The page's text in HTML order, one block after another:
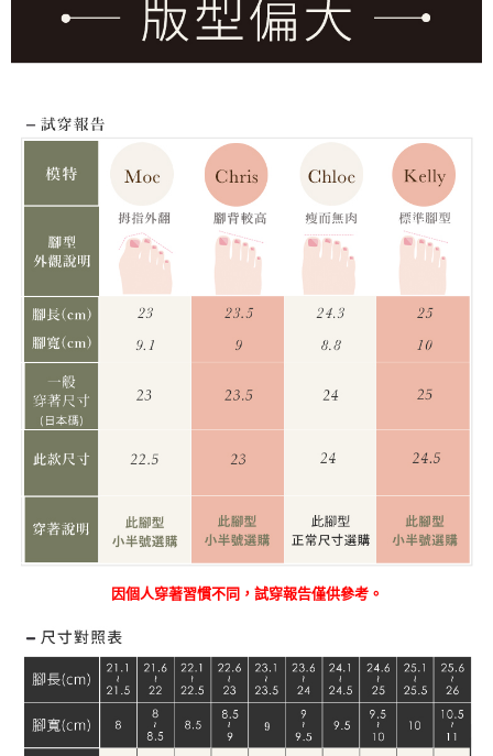
因個人穿著習慣不同，試穿報告僅供參考。